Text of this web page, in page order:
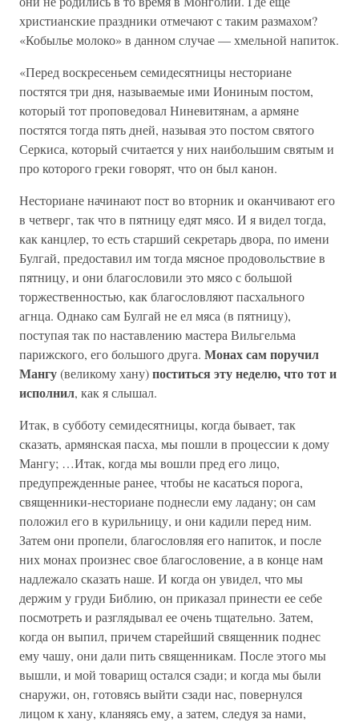
христианские праздники отмечают с таким размахом?
«Кобылье молоко» в данном случае — хмельной напиток.
«Перед воскресеньем семидесятницы несториане
постятся три дня, называемые ими Иониным постом,
который тот проповедовал Ниневитянам, а армяне
постятся тогда пять дней, называя это постом святого
Серкиса, который считается у них наибольшим святым и
про которого греки говорят, что он был канон.
Несториане начинают пост во вторник и оканчивают его
в четверг, так что в пятницу едят мясо. И я видел тогда,
как канцлер, то есть старший секретарь двора, по имени
Булгай, предоставил им тогда мясное продовольствие в
пятницу, и они благословили это мясо с большой
торжественностью, как благословляют пасхального
агнца. Однако сам Булгай не ел мяса (в пятницу),
поступая так по наставлению мастера Вильгельма
парижского, его большого друга. Монах сам поручил
Мангу(великому хану)поститься эту неделю, что тот и
исполнил, как я слышал.
Итак, в субботу семидесятницы, когда бывает, так
сказать, армянская пасха, мы пошли в процессии к дому
Мангу; …Итак, когда мы вошли пред его лицо,
предупрежденные ранее, чтобы не касаться порога,
священники-несториане поднесли ему ладану; он сам
положил его в курильницу, и они кадили перед ним.
Затем они пропели, благословляя его напиток, и после
них монах произнес свое благословение, а в конце нам
надлежало сказать наше. И когда он увидел, что мы
держим у груди Библию, он приказал принести ее себе
посмотреть и разглядывал ее очень тщательно. Затем,
когда он выпил, причем старейший священник поднес
ему чашу, они дали пить священникам. После этого мы
вышли, и мой товарищ остался сзади; и когда мы были
снаружи, он, готовясь выйти сзади нас, повернулся
лицом к хану, кланяясь ему, а затем, следуя за нами,